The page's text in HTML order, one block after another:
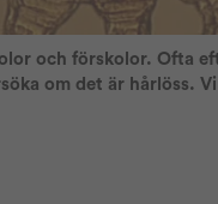
och förskolor. Ofta
om det är hårlöss.